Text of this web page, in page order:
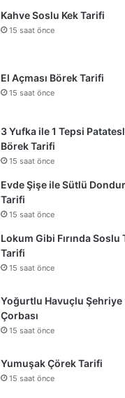
Kahve Soslu Kek Tarifi
15 saat önce
El Açması Börek Tarifi
15 saat önce
3 Yufka ile 1 Tepsi
Börek Tarifi
15 saat önce
Evde Şişe ile Sütlü
Tarifi
15 saat önce
Lokum Gibi Fırında Soslu
Tarifi
15 saat önce
Yoğurtlu Havuçlu Şehriye
Çorbası
15 saat önce
Yumuşak Çörek Tarifi
15 saat önce